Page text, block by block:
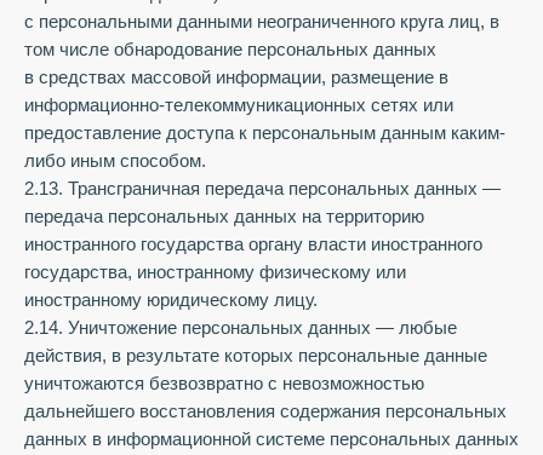
с персональными данными неограниченного круга лиц, в
том числе обнародование персональных данных
в средствах массовой информации, размещение в
информационно-телекоммуникационных сетях или
предоставление доступа к персональным данным каким-
либо иным способом.
2.13. Трансграничная передача персональных данных —
передача персональных данных на территорию
иностранного государства органу власти иностранного
государства, иностранному физическому или
иностранному юридическому лицу.
2.14. Уничтожение персональных данных — любые
действия, в результате которых персональные данные
уничтожаются безвозвратно с невозможностью
дальнейшего восстановления содержания персональных
данных в информационной системе персональных данных